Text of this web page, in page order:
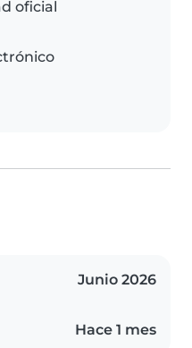
oficial
Junio 2026
Hace 1 mes